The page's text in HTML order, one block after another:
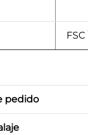
FSC \
pedido